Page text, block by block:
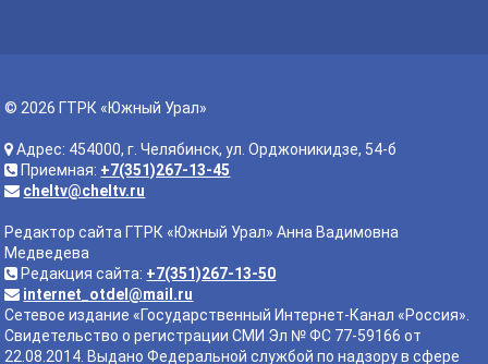
© 2026 ГТРК «Южный Урал»
Адрес: 454000, г. Челябинск, ул. Орджоникидзе, 54-б
Приемная: +7(351)267-13-45
cheltv@cheltv.ru
Редактор сайта ГТРК «Южный Урал» Анна Вадимовна
Медведева
Редакция сайта: +7(351)267-13-50
internet_otdel@mail.ru
Сетевое издание «Государственный Интернет-Канал «Россия».
Свидетельство о регистрации СМИ Эл № ФС 77-59166 от
22.08.2014. Выдано Федеральной службой по надзору в сфере